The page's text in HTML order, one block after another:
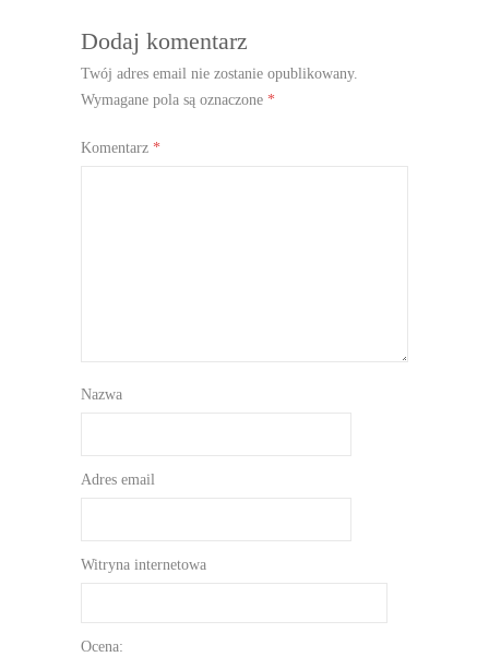
Dodaj komentarz
Twój adres email nie zostanie opublikowany.
Wymagane pola są oznaczone *
Komentarz *
Nazwa
Adres email
Witryna internetowa
Ocena: